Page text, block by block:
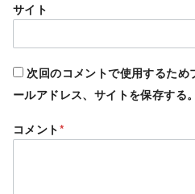
サイト
次回のコメントで使用するため
ールアドレス、サイトを保存する。
コメント*